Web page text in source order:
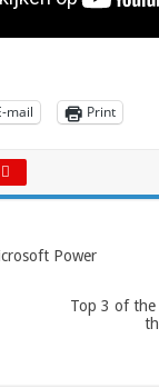
mail Print
Power
Top 3 of the